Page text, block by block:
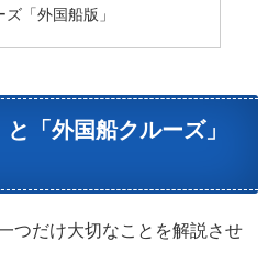
「外国船版」
「外国船クルーズ」
つだけ大切なことを解説させ